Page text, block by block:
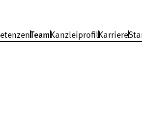
Team KanzleiprofilKarriere